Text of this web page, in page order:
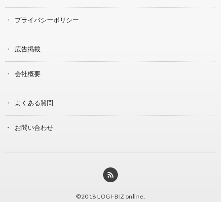
プライバシーポリシー
広告掲載
会社概要
よくある質問
お問い合わせ
©2018 LOGI-BIZ online